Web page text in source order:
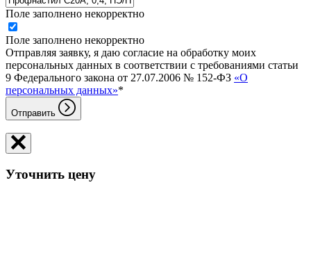
Поле заполнено некорректно
Поле заполнено некорректно
Отправляя заявку, я даю согласие на обработку моих
персональных данных в соответствии с требованиями статьи
9 Федерального закона от 27.07.2006 № 152-ФЗ «О
персональных данных»*
Отправить
Уточнить цену